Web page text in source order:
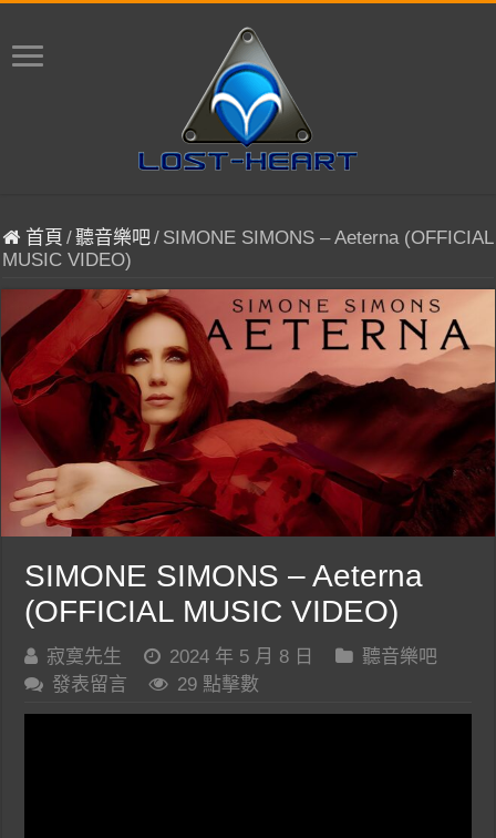
首頁 /聽音樂吧/ SIMONE SIMONS – Aeterna (OFFICIAL
MUSIC VIDEO)
SIMONE SIMONS – Aeterna
(OFFICIAL MUSIC VIDEO)
寂寞先生 2024 年 5 月 8 日
聽音樂吧
發表留言
29 點擊數